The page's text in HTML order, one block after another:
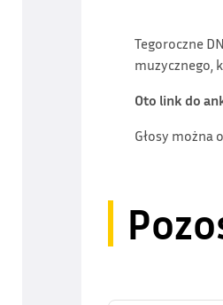
Tegoroczne
muzycznego,
Oto link do
Głosy można